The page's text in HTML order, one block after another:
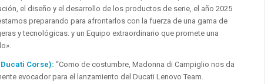
el diseño y el desarrollo de los productos de serie, el año 2025
preparando para afrontarlos con la fuerza de una gama de
y tecnológicas. y un Equipo extraordinario que promete una
Corse): “Como de costumbre, Madonna di Campiglio nos da
evocador para el lanzamiento del Ducati Lenovo Team.